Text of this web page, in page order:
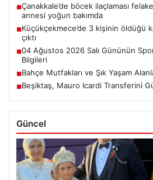
■Çanakkale’de böcek ilaçlaması
annesi yoğun bakımda
■Küçükçekmece’de 3 kişinin öldüğü
çıktı
■04 Ağustos 2026 Salı Gününün
Bilgileri
■Bahçe Mutfakları ve Şık Yaşam
■Beşiktaş, Mauro Icardi Transferini
Güncel